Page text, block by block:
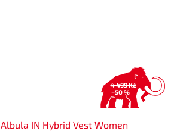
4 499 Kč
–50 %
IN Hybrid Vest Women